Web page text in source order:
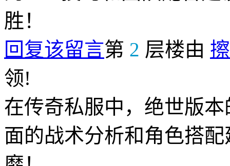
胜！
回复该留言第 2 层楼由
领!
在传奇私服中，绝世版
面的战术分析和角色搭